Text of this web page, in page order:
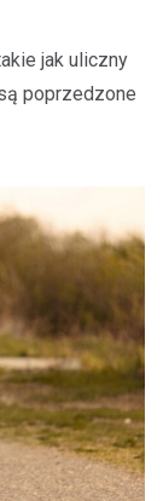
jak uliczny
poprzedzone